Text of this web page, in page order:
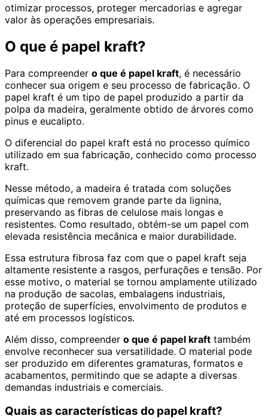
otimizar processos, proteger mercadorias e agregar
valor às operações empresariais.
O que é papel kraft?
Para compreender o que é papel kraft, é necessário
conhecer sua origem e seu processo de fabricação. O
papel kraft é um tipo de papel produzido a partir da
polpa da madeira, geralmente obtido de árvores como
pinus e eucalipto.
O diferencial do papel kraft está no processo químico
utilizado em sua fabricação, conhecido como processo
kraft.
Nesse método, a madeira é tratada com soluções
químicas que removem grande parte da lignina,
preservando as fibras de celulose mais longas e
resistentes. Como resultado, obtém-se um papel com
elevada resistência mecânica e maior durabilidade.
Essa estrutura fibrosa faz com que o papel kraft seja
altamente resistente a rasgos, perfurações e tensão. Por
esse motivo, o material se tornou amplamente utilizado
na produção de sacolas, embalagens industriais,
proteção de superfícies, envolvimento de produtos e
até em processos logísticos.
Além disso, compreender o que é papel kraft também
envolve reconhecer sua versatilidade. O material pode
ser produzido em diferentes gramaturas, formatos e
acabamentos, permitindo que se adapte a diversas
demandas industriais e comerciais.
Quais as características do papel kraft?